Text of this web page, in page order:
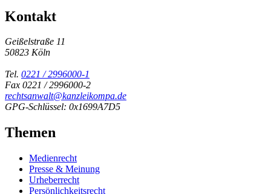
Kontakt
Geißelstraße 11
50823 Köln
Tel. 0221 / 2996000-1
Fax 0221 / 2996000-2
rechtsanwalt@kanzleikompa.de
GPG-Schlüssel: 0x1699A7D5
Themen
Medienrecht
Presse & Meinung
Urheberrecht
Persönlichkeitsrecht